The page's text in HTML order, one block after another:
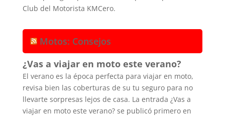
Club del Motorista KMCero.
Motos: Consejos
¿Vas a viajar en moto este verano?
El verano es la época perfecta para viajar en moto,
revisa bien las coberturas de su tu seguro para no
llevarte sorpresas lejos de casa. La entrada ¿Vas a
viajar en moto este verano? se publicó primero en